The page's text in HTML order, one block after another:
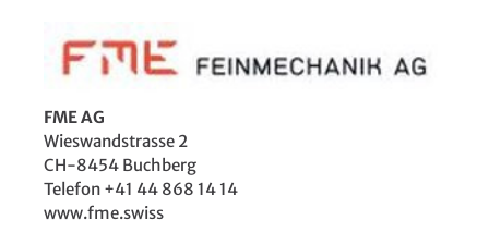
FME AG
Wieswandstrasse 2
CH-8454 Buchberg
Telefon +41 44 868 14 14
www.fme.swiss